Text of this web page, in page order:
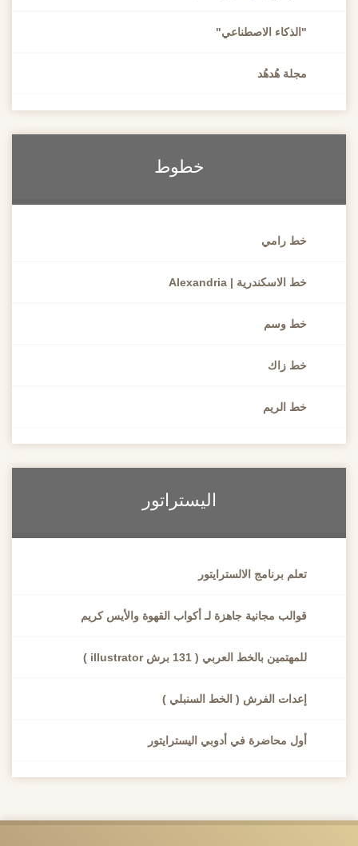
"الذكاء الاصطناعي"
مجلة هُدهُد
خطوط
خط رامي
خط الاسكندرية | Alexandria
خط وسم
خط زاك
خط الريم
اليستراتور
تعلم برنامج الالسترايتور
قوالب مجانية جاهزة لـ أكواب القهوة والأيس كريم
للمهتمين بالخط العربي ( 131 برش illustrator )
إعدات الفرش ( الخط السنبلي )
أول محاضرة في أدوبي اليسترايتور